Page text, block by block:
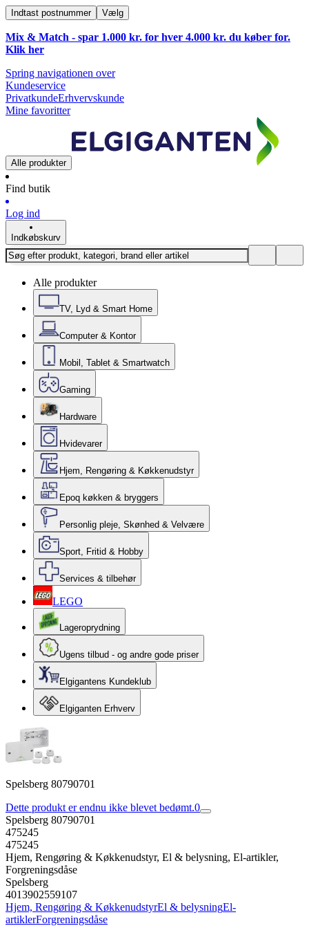
Indtast postnummer Vælg
Mix & Match - spar 1.000 kr. for hver 4.000 kr. du køber for.
Klik her
Spring navigationen over
Kundeservice
PrivatkundeErhvervskunde
Mine favoritter
Alle produkter
Find butik
Log ind
Indkøbskurv
Alle produkter
TV, Lyd & Smart Home
Computer & Kontor
Mobil, Tablet & Smartwatch
Gaming
Hardware
Hvidevarer
Hjem, Rengøring & Køkkenudstyr
Epoq køkken & bryggers
Personlig pleje, Skønhed & Velvære
Sport, Fritid & Hobby
Services & tilbehør
LEGO
Lageroprydning
Ugens tilbud - og andre gode priser
Elgigantens Kundeklub
Elgiganten Erhverv
Spelsberg 80790701
Dette produkt er endnu ikke blevet bedømt.0
Spelsberg 80790701
475245
475245
Hjem, Rengøring & Køkkenudstyr, El & belysning, El-artikler,
Forgreningsdåse
Spelsberg
4013902559107
Hjem, Rengøring & KøkkenudstyrEl & belysningEl-
artiklerForgreningsdåse